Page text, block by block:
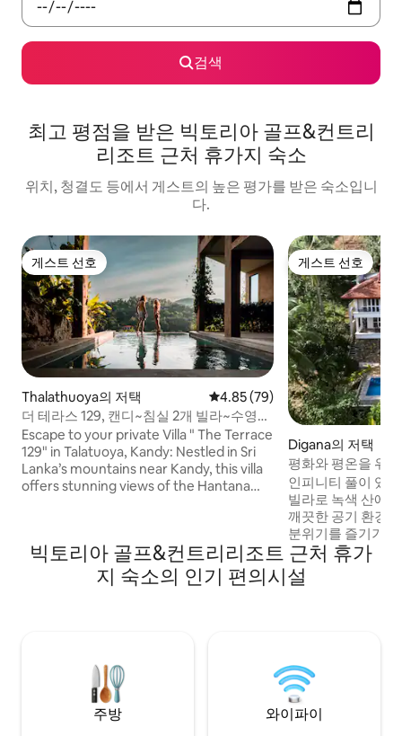
검색
최고 평점을 받은 빅토리아 골프&컨트리
리조트 근처 휴가지 숙소
위치, 청결도 등에서 게스트의 높은 평가를 받은 숙소입니
다.
게스트 선호
게스트 선호
Thalathuoya의 저택 평점 4.85점(5점 만점), 후기 79
4.85 (79)
더 테라스 129, 캔디~침실 2개 빌라~수영장
~주방
Escape to your private Villa " The Terrace
129" in Talatuoya, Kandy: Nestled in Sri
Lanka’s mountains near Kandy, this villa
offers stunning views of the Hantana
Sri Dalada Maligawa, the villa features a
terrace, outdoor pool, garden, free Wi-
Fi, and private parking with an equipped
게스트 선호
게스트 선호
Digana의 저택
평화와 평온을 위해
인피니티 풀이 있
빌라로 녹색 산에
깨끗한 공기 환경
분위기를 즐기기
있는 안전한 커뮤니
우 편안하고 편안
관리인이 함께합
찍은 사진
빅토리아 골프&컨트리리조트 근처 휴가
지 숙소의 인기 편의시설
주방 와이파이